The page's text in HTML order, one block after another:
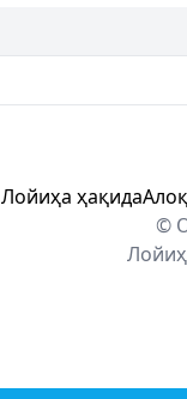
Лойиҳа ҳақида
©